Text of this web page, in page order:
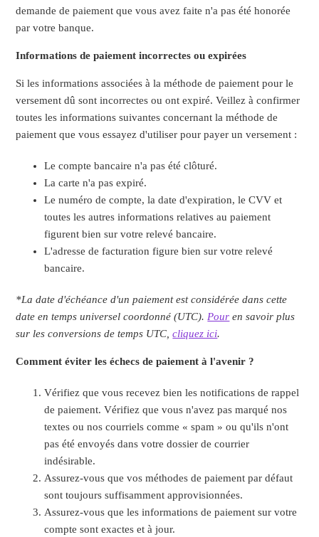
demande de paiement que vous avez faite n'a pas été honorée
par votre banque.
Informations de paiement incorrectes ou expirées
Si les informations associées à la méthode de paiement pour le
versement dû sont incorrectes ou ont expiré. Veillez à confirmer
toutes les informations suivantes concernant la méthode de
paiement que vous essayez d'utiliser pour payer un versement :
Le compte bancaire n'a pas été clôturé.
La carte n'a pas expiré.
Le numéro de compte, la date d'expiration, le CVV et
toutes les autres informations relatives au paiement
figurent bien sur votre relevé bancaire.
L'adresse de facturation figure bien sur votre relevé
bancaire.
*La date d'échéance d'un paiement est considérée dans cette
date en temps universel coordonné (UTC). Pour en savoir plus
sur les conversions de temps UTC,cliquez ici.
Comment éviter les échecs de paiement à l'avenir ?
Vérifiez que vous recevez bien les notifications de rappel
de paiement. Vérifiez que vous n'avez pas marqué nos
textes ou nos courriels comme « spam » ou qu'ils n'ont
pas été envoyés dans votre dossier de courrier
indésirable.
Assurez-vous que vos méthodes de paiement par défaut
sont toujours suffisamment approvisionnées.
Assurez-vous que les informations de paiement sur votre
compte sont exactes et à jour.